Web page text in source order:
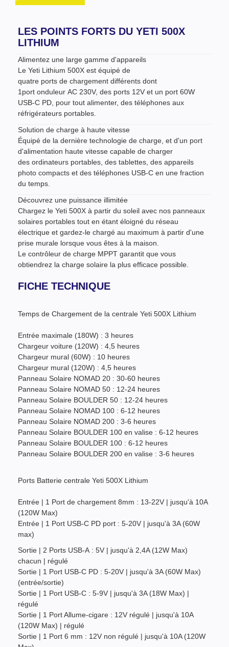
LES POINTS FORTS DU YETI 500X
LITHIUM
Alimentez une large gamme d'appareils
Le Yeti Lithium 500X est équipé de
quatre ports de chargement différents dont
1port onduleur AC 230V, des ports 12V et un port 60W
USB-C PD, pour tout alimenter, des téléphones aux
réfrigérateurs portables.
Solution de charge à haute vitesse
Équipé de la dernière technologie de charge, et d'un port
d'alimentation haute vitesse capable de charger
des ordinateurs portables, des tablettes, des appareils
photo compacts et des téléphones USB-C en une fraction
du temps.
Découvrez une puissance illimitée
Chargez le Yeti 500X à partir du soleil avec nos panneaux
solaires portables tout en étant éloigné du réseau
électrique et gardez-le chargé au maximum à partir d'une
prise murale lorsque vous êtes à la maison.
Le contrôleur de charge MPPT garantit que vous
obtiendrez la charge solaire la plus efficace possible.
FICHE TECHNIQUE
Temps de Chargement de la centrale Yeti 500X Lithium
Entrée maximale (180W) : 3 heures
Chargeur voiture (120W) : 4,5 heures
Chargeur mural (60W) : 10 heures
Chargeur mural (120W) : 4,5 heures
Panneau Solaire NOMAD 20 : 30-60 heures
Panneau Solaire NOMAD 50 : 12-24 heures
Panneau Solaire BOULDER 50 : 12-24 heures
Panneau Solaire NOMAD 100 : 6-12 heures
Panneau Solaire NOMAD 200 : 3-6 heures
Panneau Solaire BOULDER 100 en valise : 6-12 heures
Panneau Solaire BOULDER 100 : 6-12 heures
Panneau Solaire BOULDER 200 en valise : 3-6 heures
Ports Batterie centrale Yeti 500X Lithium
Entrée | 1 Port de chargement 8mm : 13-22V | jusqu'à 10A
(120W Max)
Entrée | 1 Port USB-C PD port : 5-20V | jusqu'à 3A (60W
max)
Sortie | 2 Ports USB-A : 5V | jusqu'à 2,4A (12W Max)
chacun | régulé
Sortie | 1 Port USB-C PD : 5-20V | jusqu'à 3A (60W Max)
(entrée/sortie)
Sortie | 1 Port USB-C : 5-9V | jusqu'à 3A (18W Max) |
régulé
Sortie | 1 Port Allume-cigare : 12V régulé | jusqu'à 10A
(120W Max) | régulé
Sortie | 1 Port 6 mm : 12V non régulé | jusqu'à 10A (120W